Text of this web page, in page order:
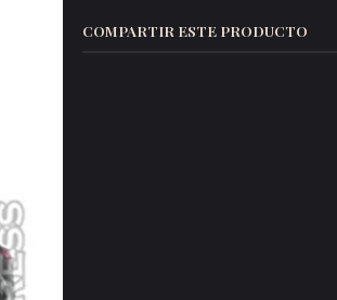
COMPARTIR ESTE PRODUCTO